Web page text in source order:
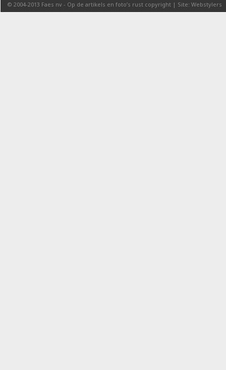
© 2004-2013 Faes nv - Op de artikels en foto’s rust copyright | Site: Webstylers